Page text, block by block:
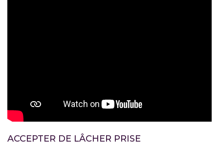
ACCEPTER DE LÂCHER PRISE